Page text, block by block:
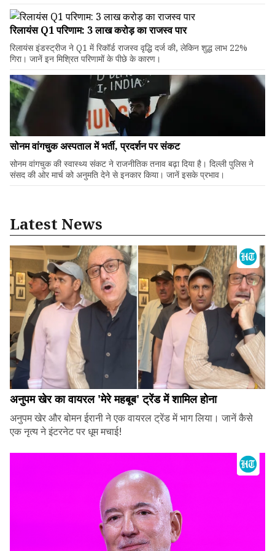
रिलायंस Q1 परिणाम: ₹3 लाख करोड़ का राजस्व पार
रिलायंस इंडस्ट्रीज ने Q1 में रिकॉर्ड राजस्व वृद्धि दर्ज की, लेकिन शुद्ध लाभ 22%
गिरा। जानें इन मिश्रित परिणामों के पीछे के कारण।
सोनम वांगचुक अस्पताल में भर्ती, प्रदर्शन पर संकट
सोनम वांगचुक की स्वास्थ्य संकट ने राजनीतिक तनाव बढ़ा दिया है। दिल्ली पुलिस ने
संसद की ओर मार्च को अनुमति देने से इनकार किया। जानें इसके प्रभाव।
Latest News
अनुपम खेर का वायरल 'मेरे महबूब' ट्रेंड में शामिल होना
अनुपम खेर और बोमन ईरानी ने एक वायरल ट्रेंड में भाग लिया। जानें कैसे
एक नृत्य ने इंटरनेट पर धूम मचाई!